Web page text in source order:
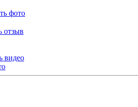
фото
отзыв
видео